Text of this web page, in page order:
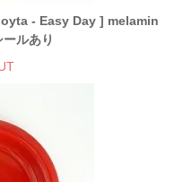
- Easy Day ] melamin
ルあり